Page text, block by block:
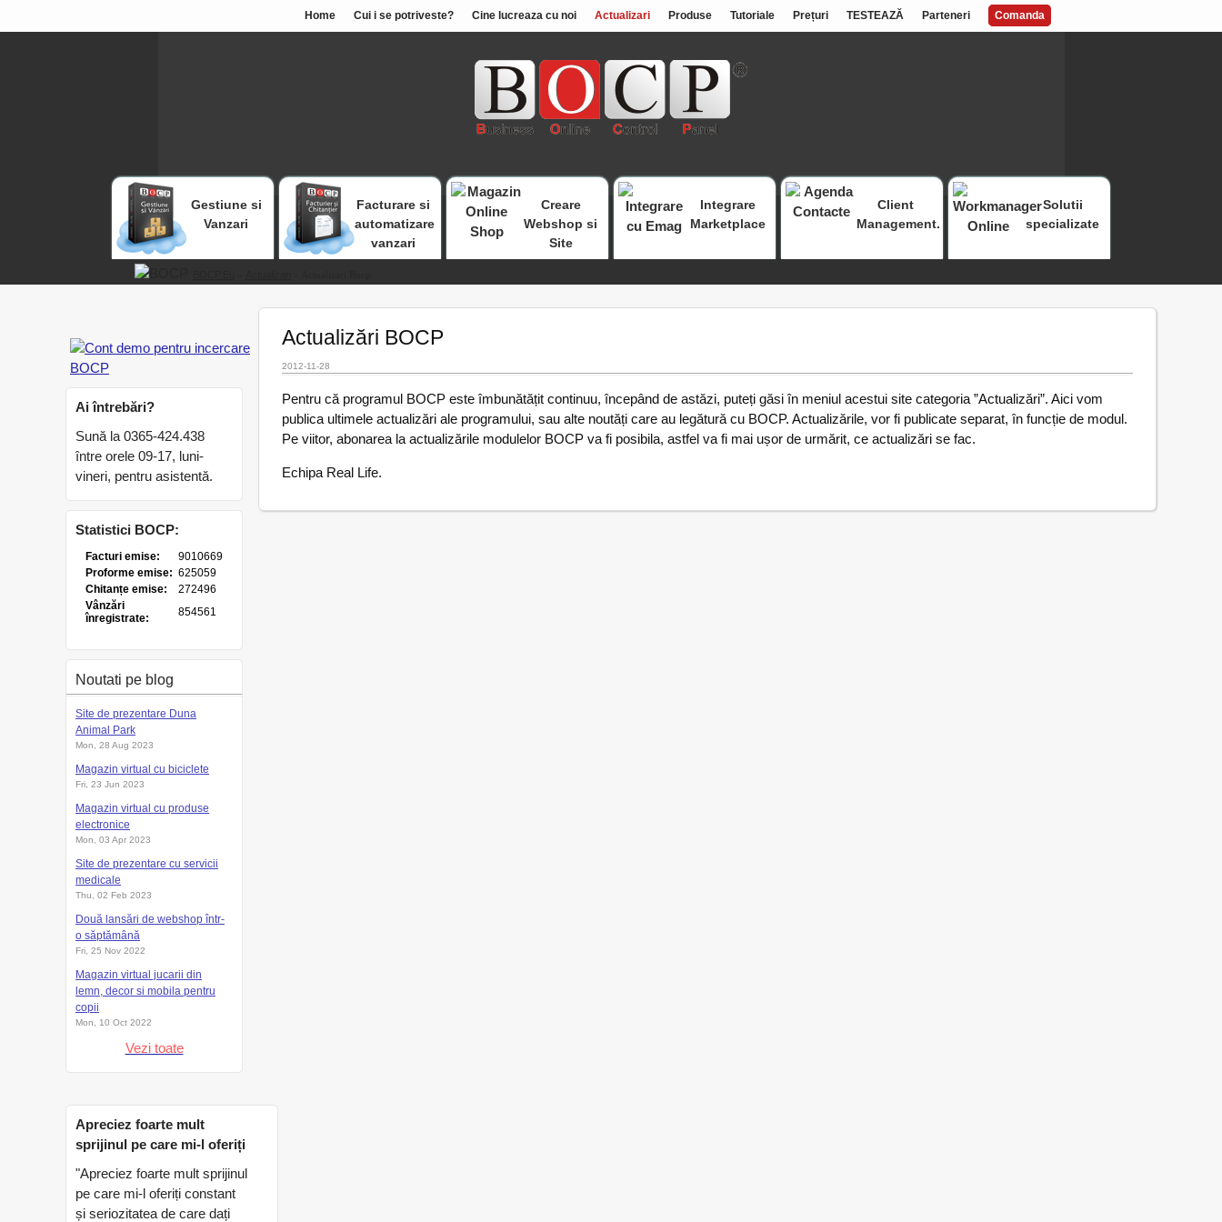
Home Cui i se potriveste? Cine lucreaza cu noi Actualizari Produse Tutoriale Prețuri TESTEAZĂ Parteneri Comanda
Gestiune si
Vanzari
Facturare si
automatizare
vanzari
Creare
Webshop si
Site
Integrare
Marketplace
Client
Management.
Solutii
specializate
Ai întrebări?
Sună la 0365-424.438
între orele 09-17, luni-
vineri, pentru asistentă.
Statistici BOCP:
Noutati pe blog
Site de prezentare Duna
Animal Park
Mon, 28 Aug 2023
Magazin virtual cu biciclete
Fri, 23 Jun 2023
Magazin virtual cu produse
electronice
Mon, 03 Apr 2023
Site de prezentare cu servicii
medicale
Thu, 02 Feb 2023
Două lansări de webshop într-
o săptămână
Fri, 25 Nov 2022
Magazin virtual jucarii din
lemn, decor si mobila pentru
copii
Mon, 10 Oct 2022
Vezi toate
Apreciez foarte mult
sprijinul pe care mi-l oferiți
"Apreciez foarte mult sprijinul
pe care mi-l oferiți constant
și seriozitatea de care dați
Actualizări BOCP
2012-11-28
Pentru că programul BOCP este îmbunătățit continuu, începând de astăzi, puteți găsi în meniul acestui site categoria ”Actualizări”. Aici vom
publica ultimele actualizări ale programului, sau alte noutăți care au legătură cu BOCP. Actualizările, vor fi publicate separat, în funcție de modul.
Pe viitor, abonarea la actualizările modulelor BOCP va fi posibila, astfel va fi mai ușor de urmărit, ce actualizări se fac.
Echipa Real Life.